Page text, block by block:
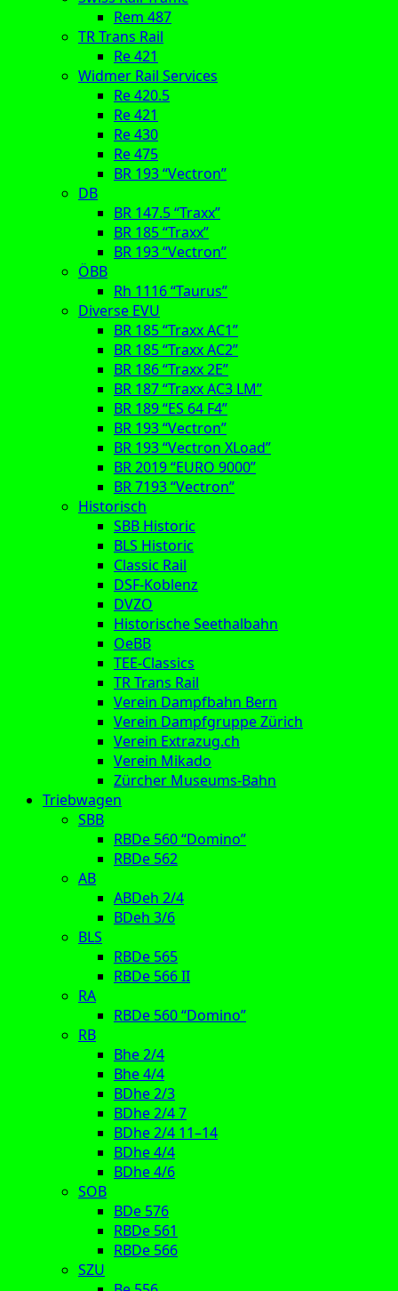
Rem 487
TR Trans Rail
Re 421
Widmer Rail Services
Re 420.5
Re 421
Re 430
Re 475
BR 193 “Vectron”
DB
BR 147.5 “Traxx”
BR 185 “Traxx”
BR 193 “Vectron”
ÖBB
Rh 1116 “Taurus”
Diverse EVU
BR 185 “Traxx AC1”
BR 185 “Traxx AC2”
BR 186 “Traxx 2E”
BR 187 “Traxx AC3 LM”
BR 189 “ES 64 F4”
BR 193 “Vectron”
BR 193 “Vectron XLoad”
BR 2019 “EURO 9000”
BR 7193 “Vectron”
Historisch
SBB Historic
BLS Historic
Classic Rail
DSF-Koblenz
DVZO
Historische Seethalbahn
OeBB
TEE-Classics
TR Trans Rail
Verein Dampfbahn Bern
Verein Dampfgruppe Zürich
Verein Extrazug.ch
Verein Mikado
Zürcher Museums-Bahn
Triebwagen
SBB
RBDe 560 “Domino”
RBDe 562
AB
ABDeh 2/4
BDeh 3/6
BLS
RBDe 565
RBDe 566 II
RA
RBDe 560 “Domino”
RB
Bhe 2/4
Bhe 4/4
BDhe 2/3
BDhe 2/4 7
BDhe 2/4 11–14
BDhe 4/4
BDhe 4/6
SOB
BDe 576
RBDe 561
RBDe 566
SZU